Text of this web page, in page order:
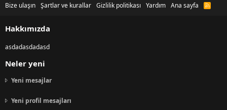
Bize ulaşın Şartlar ve kurallar Gizlilik politikası Yardım Ana sayfa
R
Hakkımızda
asdadasdadasd
Neler yeni
Yeni mesajlar
Yeni profil mesajları